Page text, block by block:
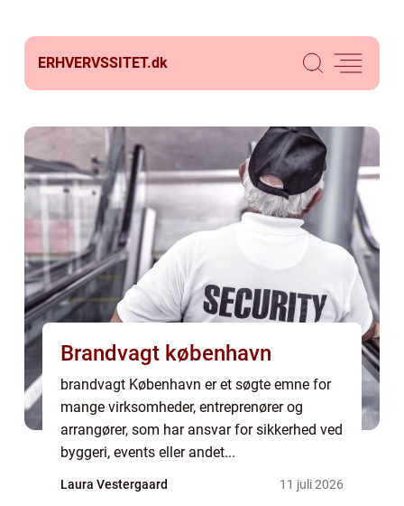
ERHVERVSSITET.dk
Brandvagt københavn
brandvagt København er et søgte emne for
mange virksomheder, entreprenører og
arrangører, som har ansvar for sikkerhed ved
byggeri, events eller andet...
Laura Vestergaard 11 juli 2026